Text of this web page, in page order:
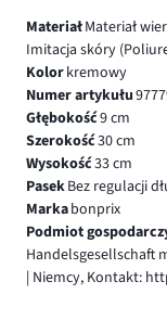
MateriałMateriał
Imitacja skóry
Kolorkremowy
Numer artykułu
Głębokość9 cm
Szerokość30 cm
Wysokość33 cm
PasekBez regulacji
Markabonprix
Podmiot
Handelsgesellschaft
| Niemcy, Kontakt: